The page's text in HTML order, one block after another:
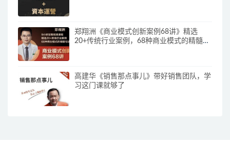
郑翔洲《商业模式创新案例68讲》精选
20+传统行业案例，68种商业模式的精髓与
高建华《销售那点事儿》带好销售团队，学
习这门课就够了